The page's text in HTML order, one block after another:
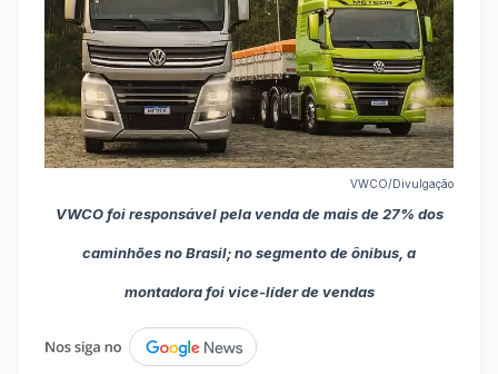
VWCO/Divulgação
VWCO foi responsável pela venda de mais de 27% dos
caminhões no Brasil; no segmento de ônibus, a
montadora foi vice-líder de vendas